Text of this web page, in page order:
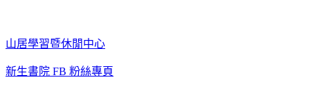
山居學習暨休閒中心
新生書院 FB 粉絲專頁